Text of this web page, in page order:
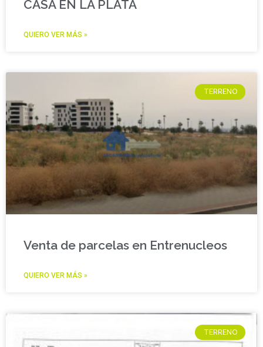
CASA EN LA PLATA
QUIERO VER MÁS »
TERRENO
Venta de parcelas en Entrenucleos
QUIERO VER MÁS »
TERRENO